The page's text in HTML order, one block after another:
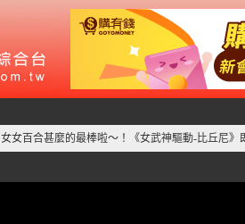
女女百合甚麼的最棒啦～！《女武神驅動-比丘尼》